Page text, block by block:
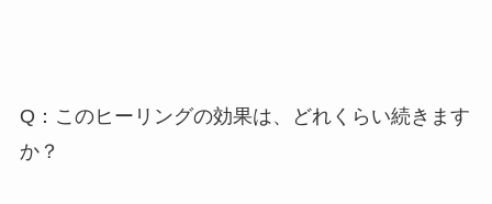
Q：このヒーリングの効果は、どれくらい続きます
か？